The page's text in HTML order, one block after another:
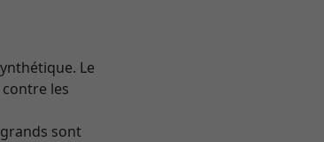
Le
les
sont